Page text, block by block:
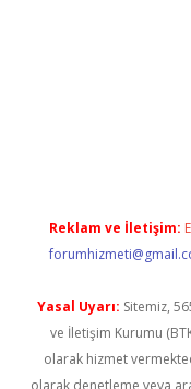
Reklam ve İletişim:
Yasal Uyarı: Sitemiz,
ve İletişim Kurumu
olarak hizmet
olarak denetleme veya